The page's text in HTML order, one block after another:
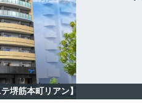
堺筋本町リアン】